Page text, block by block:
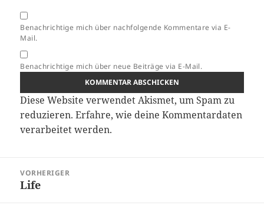
Benachrichtige mich über nachfolgende Kommentare via E-
Mail.
Benachrichtige mich über neue Beiträge via E-Mail.
Diese Website verwendet Akismet, um Spam zu
reduzieren.Erfahre, wie deine Kommentardaten
verarbeitet werden.
VORHERIGER
Vorheriger
Life